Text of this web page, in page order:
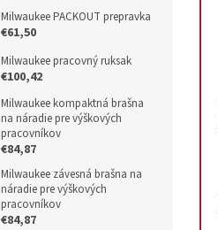
Milwaukee PACKOUT prepravka
€61,50
Milwaukee pracovný ruksak
€100,42
Milwaukee kompaktná brašna
na náradie pre výškových
pracovníkov
€84,87
Milwaukee závesná brašna na
náradie pre výškových
pracovníkov
€84,87